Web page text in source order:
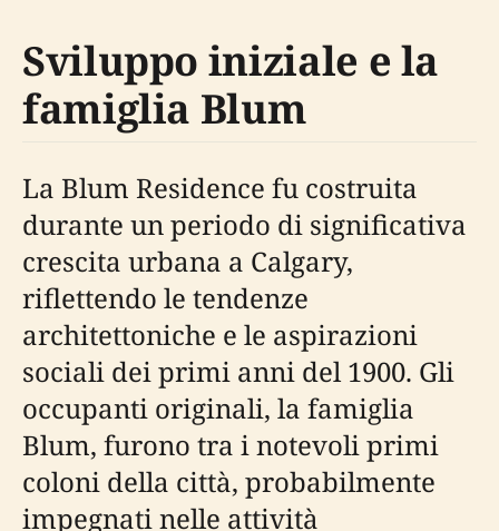
Sviluppo iniziale e la
famiglia Blum
La Blum Residence fu costruita
durante un periodo di significativa
crescita urbana a Calgary,
riflettendo le tendenze
architettoniche e le aspirazioni
sociali dei primi anni del 1900. Gli
occupanti originali, la famiglia
Blum, furono tra i notevoli primi
coloni della città, probabilmente
impegnati nelle attività